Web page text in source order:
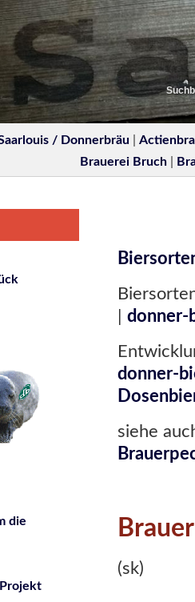
/ Donnerbräu
Brauerei Bruch
die
donner-
donner-
siehe
(sk)